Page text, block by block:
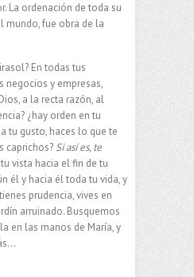
La ordenación de toda su
mundo, fue obra de la
En todas tus
negocios y empresas,
a la recta razón, al
¿hay orden en tu
tu gusto, haces lo que te
caprichos? Si así es, te
tu vista hacia el fin de tu
él y hacia él toda tu vida, y
prudencia, vives en
arruinado. Busquemos
en las manos de María, y